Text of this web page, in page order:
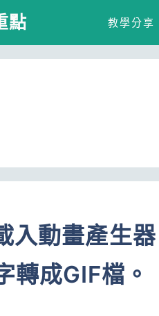
點 教學分享
動畫產生
轉成GIF檔。